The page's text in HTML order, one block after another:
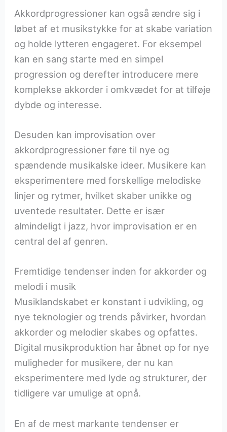
Akkordprogressioner kan også ændre sig i
løbet af et musikstykke for at skabe variation
og holde lytteren engageret. For eksempel
kan en sang starte med en simpel
progression og derefter introducere mere
komplekse akkorder i omkvædet for at tilføje
dybde og interesse.
Desuden kan improvisation over
akkordprogressioner føre til nye og
spændende musikalske ideer. Musikere kan
eksperimentere med forskellige melodiske
linjer og rytmer, hvilket skaber unikke og
uventede resultater. Dette er især
almindeligt i jazz, hvor improvisation er en
central del af genren.
Fremtidige tendenser inden for akkorder og
melodi i musik
Musiklandskabet er konstant i udvikling, og
nye teknologier og trends påvirker, hvordan
akkorder og melodier skabes og opfattes.
Digital musikproduktion har åbnet op for nye
muligheder for musikere, der nu kan
eksperimentere med lyde og strukturer, der
tidligere var umulige at opnå.
En af de mest markante tendenser er